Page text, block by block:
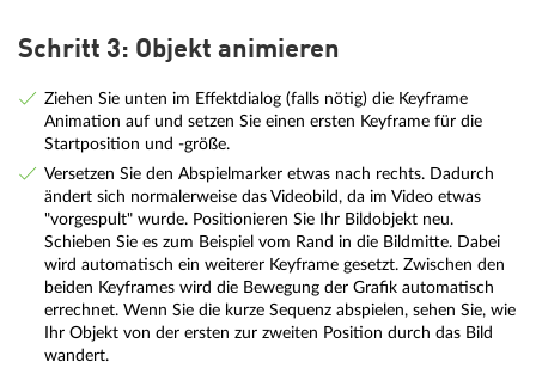
Schritt 3: Objekt animieren
Ziehen Sie unten im Effektdialog (falls nötig) die Keyframe
Animation auf und setzen Sie einen ersten Keyframe für die
Startposition und -größe.
Versetzen Sie den Abspielmarker etwas nach rechts. Dadurch
ändert sich normalerweise das Videobild, da im Video etwas
"vorgespult" wurde. Positionieren Sie Ihr Bildobjekt neu.
Schieben Sie es zum Beispiel vom Rand in die Bildmitte. Dabei
wird automatisch ein weiterer Keyframe gesetzt. Zwischen den
beiden Keyframes wird die Bewegung der Grafik automatisch
errechnet. Wenn Sie die kurze Sequenz abspielen, sehen Sie, wie
Ihr Objekt von der ersten zur zweiten Position durch das Bild
wandert.